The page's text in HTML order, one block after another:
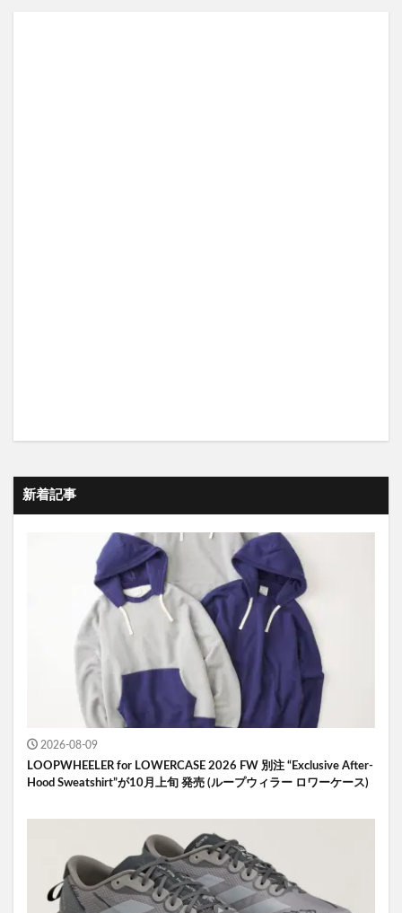
新着記事
2026-08-09
LOOPWHEELER for LOWERCASE 2026 FW 別注 “Exclusive After-
Hood Sweatshirt”が10月上旬 発売 (ループウィラー ロワーケース)